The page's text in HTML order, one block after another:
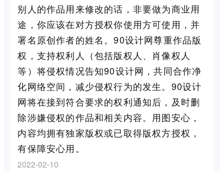
别人的作品用来修改的话，非要做为商业用
途，你应该在对方授权你使用方可使用，并
署名原创作者的姓名。90设计网尊重作品版
权，支持权利人（包括版权人、肖像权人
等）将侵权情况告知90设计网，共同合作净
化网络空间，减少侵权行为的发生。90设计
网将在接到符合要求的权利通知后，及时删
除涉嫌侵权的作品和相关内容。用图安心，
内容均拥有独家版权或已取得版权方授权，
有保障安心用。
2022-02-10